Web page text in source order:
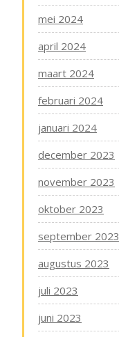
mei 2024
april 2024
maart 2024
februari 2024
januari 2024
december 2023
november 2023
oktober 2023
september 2023
augustus 2023
juli 2023
juni 2023